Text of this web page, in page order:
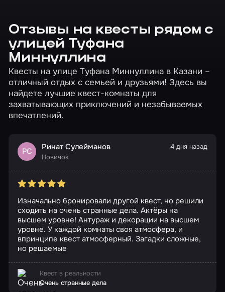
Отзывы на квесты рядом с
улицей Туфана
Миннуллина
Квесты на улице Туфана Миннуллина в Казани –
отличный отдых с семьей и друзьями! Здесь вы
найдете лучшие квест-комнаты для
захватывающих приключений и незабываемых
впечатлений.
РС Ринат Сулейманов
Новичок
4 дня назад
Изначально бронировали другой квест, но решили
сходить на очень странные дела. Актёры на
высшем уровне! Антураж и декорации на высшем
уровне. У каждой комнаты своя атмосфера, и
впринципе квест атмосферный. Загадки сложные,
но решаемые
Квест в реальности
Очень странные дела